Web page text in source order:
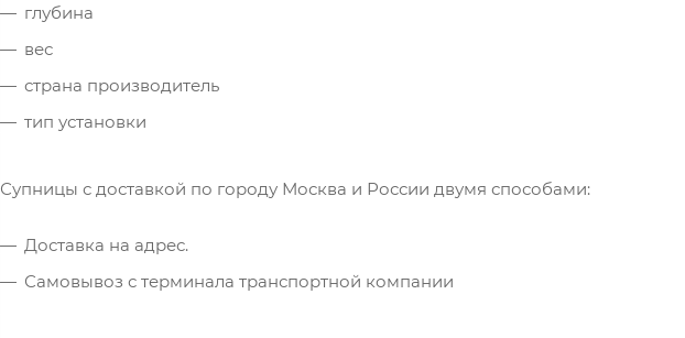
глубина
вес
страна производитель
тип установки
Супницы с доставкой по городу Москва и России двумя способами:
Доставка на адрес.
Самовывоз с терминала транспортной компании